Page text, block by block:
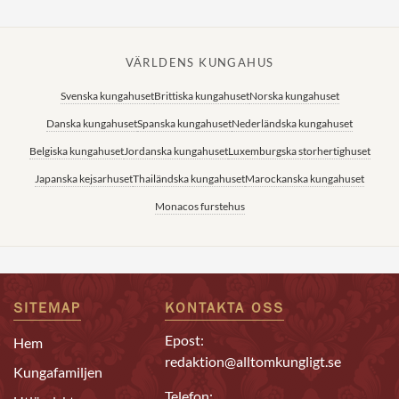
VÄRLDENS KUNGAHUS
Svenska kungahusetBrittiska kungahusetNorska kungahuset
Danska kungahusetSpanska kungahusetNederländska kungahuset
Belgiska kungahusetJordanska kungahusetLuxemburgska storhertighuset
Japanska kejsarhusetThailändska kungahusetMarockanska kungahuset
Monacos furstehus
SITEMAP
Hem
Kungafamiljen
KONTAKTA OSS
Epost:
redaktion@alltomkungligt.se